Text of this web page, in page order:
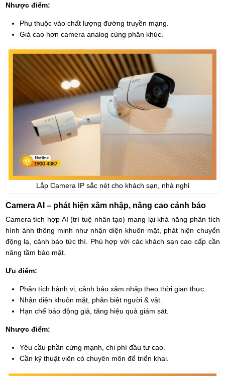
Nhược điểm:
Phụ thuộc vào chất lượng đường truyền mạng.
Giá cao hơn camera analog cùng phân khúc.
Lắp Camera IP sắc nét cho khách sạn, nhà nghỉ
Camera AI – phát hiện xâm nhập, nâng cao cảnh báo
Camera tích hợp AI (trí tuệ nhân tạo) mang lại khả năng phân tích
hình ảnh thông minh như nhận diện khuôn mặt, phát hiện chuyển
động lạ, cảnh báo tức thì. Phù hợp với các khách sạn cao cấp cần
nâng tầm bảo mật.
Ưu điểm:
Phân tích hành vi, cảnh báo xâm nhập theo thời gian thực.
Nhận diện khuôn mặt, phân biệt người & vật.
Hạn chế báo động giả, tăng hiệu quả giám sát.
Nhược điểm:
Yêu cầu phần cứng mạnh, chi phí đầu tư cao.
Cần kỹ thuật viên có chuyên môn để triển khai.